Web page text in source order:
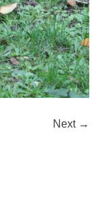
Next →